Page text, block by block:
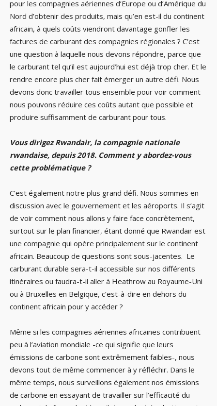
pour les compagnies aériennes d’Europe ou d’Amérique du
Nord d’obtenir des produits, mais qu’en est-il du continent
africain, à quels coûts viendront davantage gonfler les
factures de carburant des compagnies régionales ? C’est
une question à laquelle nous devons répondre, parce que
le carburant tel qu’il est aujourd’hui est déjà trop cher. Et le
rendre encore plus cher fait émerger un autre défi. Nous
devons donc travailler tous ensemble pour voir comment
nous pouvons réduire ces coûts autant que possible et
produire suffisamment de carburant pour tous.
Vous dirigez Rwandair, la compagnie nationale
rwandaise, depuis 2018. Comment y abordez-vous
cette problématique ?
C’est également notre plus grand défi. Nous sommes en
discussion avec le gouvernement et les aéroports. Il s’agit
de voir comment nous allons y faire face concrètement,
surtout sur le plan financier, étant donné que Rwandair est
une compagnie qui opère principalement sur le continent
africain. Beaucoup de questions sont sous-jacentes. Le
carburant durable sera-t-il accessible sur nos différents
itinéraires ou faudra-t-il aller à Heathrow au Royaume-Uni
ou à Bruxelles en Belgique, c’est-à-dire en dehors du
continent africain pour y accéder ?
Même si les compagnies aériennes africaines contribuent
peu à l’aviation mondiale -ce qui signifie que leurs
émissions de carbone sont extrêmement faibles-, nous
devons tout de même commencer à y réfléchir. Dans le
même temps, nous surveillons également nos émissions
de carbone en essayant de travailler sur l’efficacité du